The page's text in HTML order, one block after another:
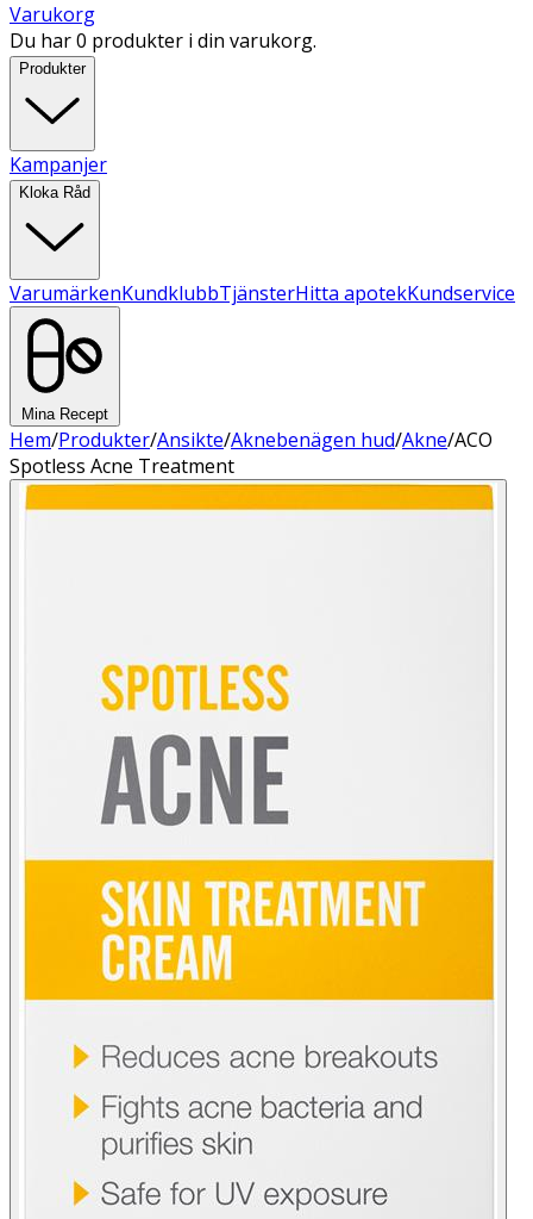
Varukorg
Du har 0 produkter i din varukorg.
Produkter
Kampanjer
Kloka Råd
VarumärkenKundklubbTjänsterHitta apotekKundservice
Mina Recept
Hem/Produkter/Ansikte/Aknebenägen hud/Akne/ACO
Spotless Acne Treatment